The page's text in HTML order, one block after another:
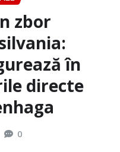
zbor
în
directe
0